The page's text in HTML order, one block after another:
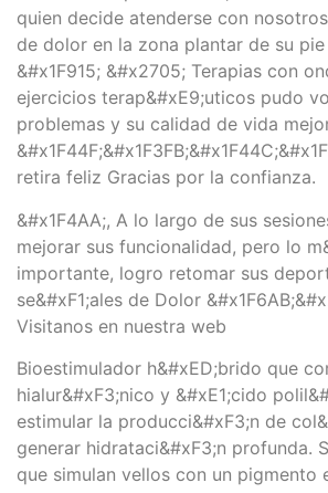
quien decide atenderse con
de dolor en la zona plantar de su pie
&#x1F915; &#x2705; Terapias con
ejercicios terap&#xE9;uticos pudo
problemas y su calidad de vida
retira feliz Gracias por la confianza.
&#x1F4AA;, A lo largo de sus
mejorar sus funcionalidad, pero lo
importante, logro retomar sus
se&#xF1;ales de Dolor
Visitanos en nuestra web
Bioestimulador h&#xED;brido que
hialur&#xF3;nico y &#xE1;cido
estimular la producci&#xF3;n de
generar hidrataci&#xF3;n profunda.
que simulan vellos con un pigmento